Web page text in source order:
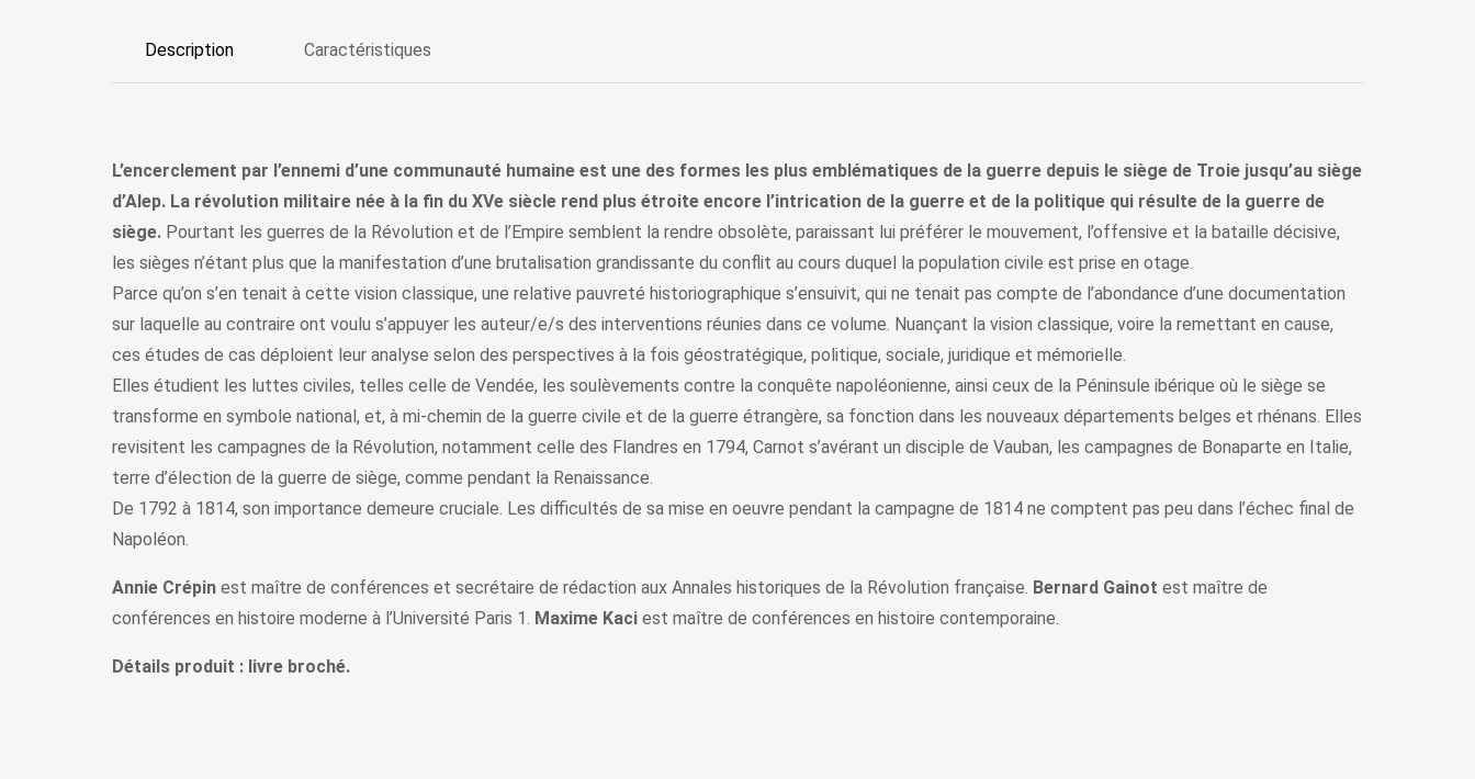
Description Caractéristiques
L’encerclement par l’ennemi d’une communauté humaine est une des formes les plus emblématiques de la guerre depuis le siège de Troie jusqu’au siège
d’Alep. La révolution militaire née à la fin du XVe siècle rend plus étroite encore l’intrication de la guerre et de la politique qui résulte de la guerre de
siège. Pourtant les guerres de la Révolution et de l’Empire semblent la rendre obsolète, paraissant lui préférer le mouvement, l’offensive et la bataille décisive,
les sièges n’étant plus que la manifestation d’une brutalisation grandissante du conflit au cours duquel la population civile est prise en otage.
Parce qu’on s’en tenait à cette vision classique, une relative pauvreté historiographique s’ensuivit, qui ne tenait pas compte de l’abondance d’une documentation
sur laquelle au contraire ont voulu s’appuyer les auteur/e/s des interventions réunies dans ce volume. Nuançant la vision classique, voire la remettant en cause,
ces études de cas déploient leur analyse selon des perspectives à la fois géostratégique, politique, sociale, juridique et mémorielle.
Elles étudient les luttes civiles, telles celle de Vendée, les soulèvements contre la conquête napoléonienne, ainsi ceux de la Péninsule ibérique où le siège se
transforme en symbole national, et, à mi-chemin de la guerre civile et de la guerre étrangère, sa fonction dans les nouveaux départements belges et rhénans. Elles
revisitent les campagnes de la Révolution, notamment celle des Flandres en 1794, Carnot s’avérant un disciple de Vauban, les campagnes de Bonaparte en Italie,
terre d’élection de la guerre de siège, comme pendant la Renaissance.
De 1792 à 1814, son importance demeure cruciale. Les difficultés de sa mise en oeuvre pendant la campagne de 1814 ne comptent pas peu dans l’échec final de
Napoléon.
Annie Crépin est maître de conférences et secrétaire de rédaction aux Annales historiques de la Révolution française. Bernard Gainot est maître de
conférences en histoire moderne à l’Université Paris 1. Maxime Kaci est maître de conférences en histoire contemporaine.
Détails produit : livre broché.